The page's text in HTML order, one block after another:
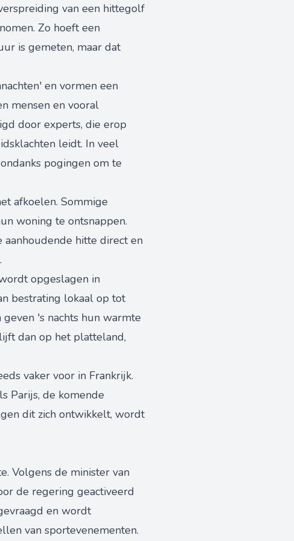
van een hittegolf
Zo hoeft een
is gemeten, maar dat
en vormen een
mensen en vooral
door experts, die erop
leidt. In veel
pogingen om te
afkoelen. Sommige
woning te ontsnappen.
aanhoudende hitte direct en
opgeslagen in
bestrating lokaal op tot
's nachts hun warmte
dan op het platteland,
vaker voor in Frankrijk.
Parijs, de komende
dit zich ontwikkelt, wordt
Volgens de minister van
de regering geactiveerd
en wordt
van sportevenementen.